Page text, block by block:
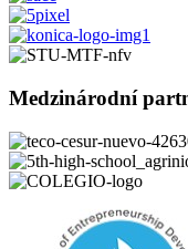
Medzinárodní